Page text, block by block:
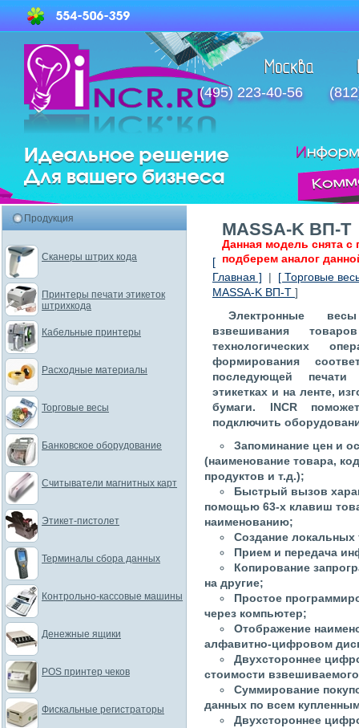
(495) 223-40-56
MASSA-K ВП-Т
Данная модель снята
подберем аналог
[
Главная ] | [ Торговые
MASSA-K ВП-Т ]
Электронные
взвешивания
технологических
формирования
последующей печати
этикетках и на ленте,
бумаги. INCR
подключить
Запоминание цен и
(наименование товара,
продуктов и т.д.);
Быстрый вызов
помощью 63-х клавиш
наименованию;
Создание локальных
Прием и передача
Копирование
на другие;
Простое
через компьютер;
Отображение
алфавитно-цифровом
Двухстороннее
стоимости
Суммирование
данных по всем
Двухстороннее
Продукция
Сканеры штрих кода
Принтеры печати этикеток
штрихкода
Кабельные принтеры
Расходные материалы
Торговые весы
Банковское оборудование
Считыватели магнитных карт
Этикет-пистолет
Терминалы сбора данных
Контрольно-кассовые машины
Денежные ящики
POS принтер чеков
Фискальные регистраторы